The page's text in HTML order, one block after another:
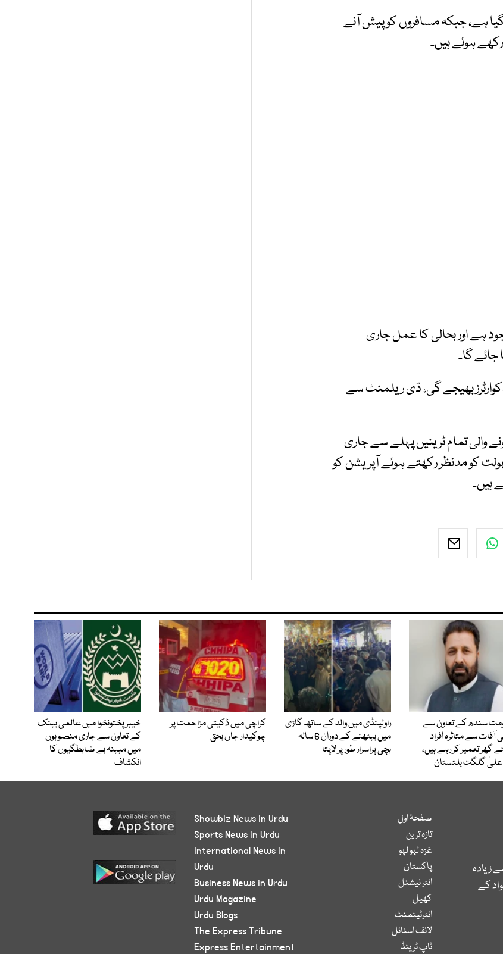
ہے، جبکہ مسافروں کو پیش آنے
ہوئے ہیں۔
ہے اور بحالی کا عمل جاری
گا۔
بھیجے گی، ڈی ریلمنٹ سے
والی تمام ٹرینیں پہلے سے جاری
کو مدنظر رکھتے ہوئے آپریشن کو
ہیں۔
سندھ کے تعاون سے
آفات سے متاثرہ افراد
گھر تعمیر کر رہے ہیں،
گلگت بلتستان
راولپنڈی میں والد کے ساتھ گاڑی
میں بیٹھنے کے دوران 6 سالہ
بچی پراسرار طور پر لاپتا
کراچی میں ڈکیتی مزاحمت پر
چوکیدار جاں بحق
خیبرپختونخوا میں عالمی بینک
کے تعاون سے جاری منصوبوں
میں مبینہ بے ضابطگیوں کا
انکشاف
زیادہ
کے
صفحۂ اول
تازہ ترین
غزہ لہو لہو
پاکستان
انٹر نیشنل
کھیل
انٹرٹینمنٹ
لائف اسٹائل
ٹاپ ٹرینڈ
Showbiz News in Urdu
Sports News in Urdu
International News in
Urdu
Business News in Urdu
Urdu Magazine
Urdu Blogs
The Express Tribune
Express Entertainment